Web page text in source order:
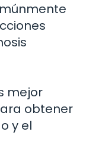
mejor
obtener
y el